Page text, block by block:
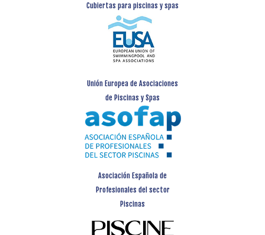
Cubiertas para piscinas y spas
Unión Europea de Asociaciones
de Piscinas y Spas
Asociación Española de
Profesionales del sector
Piscinas